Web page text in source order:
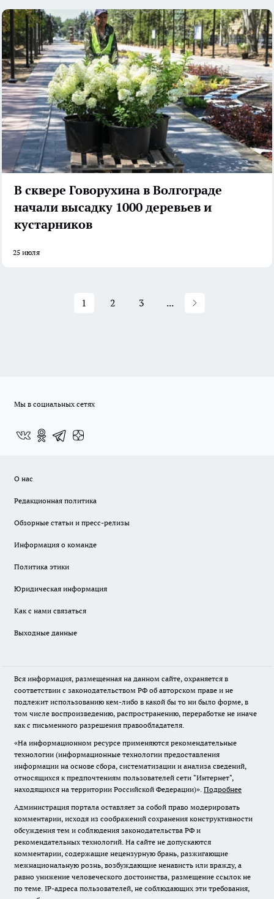
В сквере Говорухина в Волгограде
начали высадку 1000 деревьев и
кустарников
25 июля
1 2 3 ...
Мы в социальных сетях
О нас
Редакционная политика
Обзорные статьи и пресс-релизы
Информация о команде
Политика этики
Юридическая информация
Как с нами связаться
Выходные данные
Вся информация, размещенная на данном сайте, охраняется в
соответствии с законодательством РФ об авторском праве и не
подлежит использованию кем-либо в какой бы то ни было форме, в
том числе воспроизведению, распространению, переработке не иначе
как с письменного разрешения правообладателя.
«На информационном ресурсе применяются рекомендательные
технологии (информационные технологии предоставления
информации на основе сбора, систематизации и анализа сведений,
относящихся к предпочтениям пользователей сети "Интернет",
находящихся на территории Российской Федерации)». Подробнее
Администрация портала оставляет за собой право модерировать
комментарии, исходя из соображений сохранения конструктивности
обсуждения тем и соблюдения законодательства РФ и
рекомендательных технологий. На сайте не допускаются
комментарии, содержащие нецензурную брань, разжигающие
межнациональную рознь, возбуждающие ненависть или вражду, а
равно унижение человеческого достоинства, размещение ссылок не
по теме. IP-адреса пользователей, не соблюдающих эти требования,